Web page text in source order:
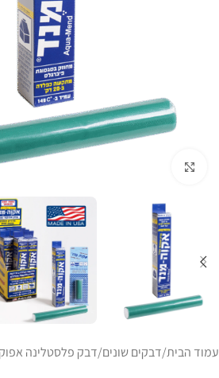
עמוד הבית/דבקים שונים/דבק פלסטלינה